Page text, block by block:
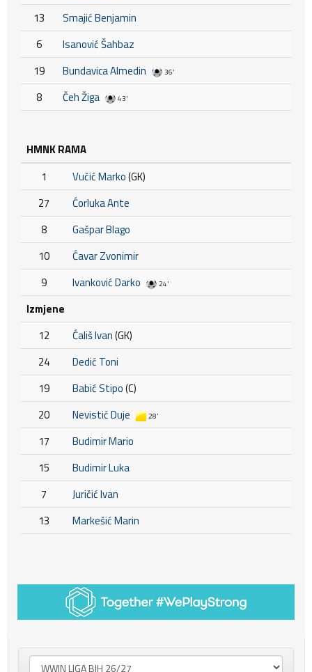
13
Smajić Benjamin
6
Isanović Šahbaz
19
Bundavica Almedin 36'
8 Čeh Žiga 43'
HMNK RAMA
1
Vučić Marko(GK)
27
Ćorluka Ante
8
Gašpar Blago
10
Ćavar Zvonimir
9
Ivanković Darko 24'
Izmjene
12
Ćališ Ivan(GK)
24
Dedić Toni
19
Babić Stipo(C)
20
Nevistić Duje 28'
17
Budimir Mario
15
Budimir Luka
7
Juričić Ivan
13
Markešić Marin